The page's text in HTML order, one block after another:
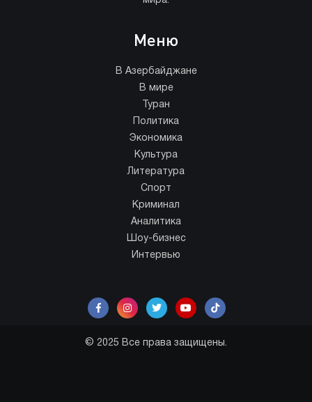
Меню
В Азербайджане
В мире
Туран
Политика
Экономика
Культура
Литература
Спорт
Криминал
Аналитика
Шоу-бизнес
Интервью
© 2025 Все права защищены.